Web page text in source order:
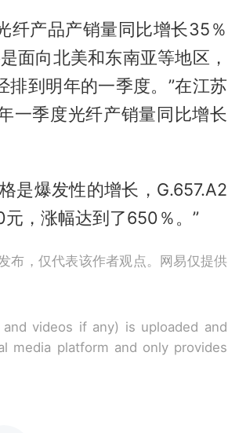
纤产品产销量同比增长35％
面向北美和东南亚等地区，
到明年的一季度。”在江苏
一季度光纤产销量同比增长
是爆发性的增长，G.657.A2
，涨幅达到了650％。”
布，仅代表该作者观点。网易仅提供
videos if any) is uploaded and
media platform and only provides